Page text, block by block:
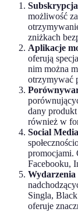
możliwość
zniżkach
Aplikacje
oferują
nim można
otrzymywać
dany
również w
Social Media
promocjami.
Facebooku,
Singla,
oferuje